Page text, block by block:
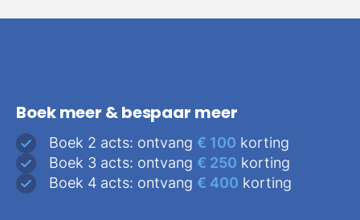
Boek meer & bespaar meer
Boek 2 acts: ontvang € 100 korting
Boek 3 acts: ontvang € 250 korting
Boek 4 acts: ontvang € 400 korting